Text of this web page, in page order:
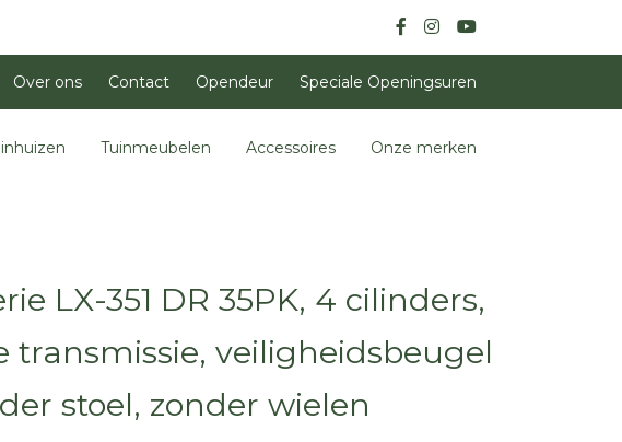
Over ons Contact Opendeur Speciale Openingsuren
Tuinmeubelen Accessoires Onze merken
LX-351 DR 35PK, 4 cilinders,
transmissie, veiligheidsbeugel
stoel, zonder wielen